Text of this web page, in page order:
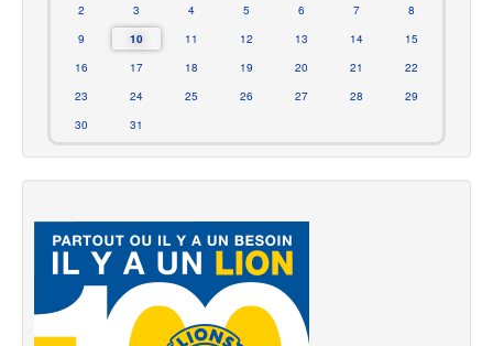
2
3 4 5 6 7
8
9
10 11 12 13 14
15
16
17 18 19 20 21
22
23
24 25 26 27 28
29
30
31